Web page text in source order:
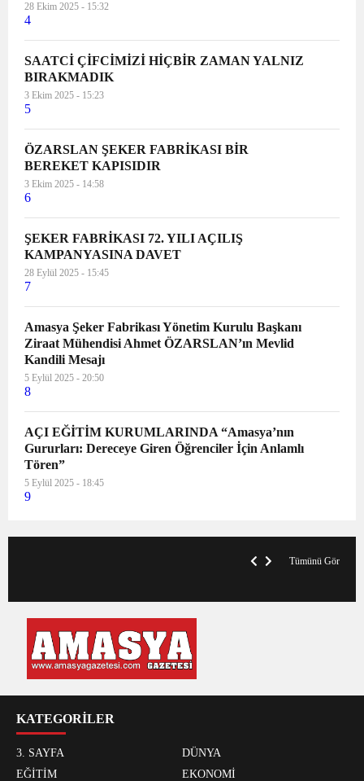
28 Ekim 2025 - 15:32
4
SAATCİ ÇİFCİMİZİ HİÇBİR ZAMAN YALNIZ
BIRAKMADIK
3 Ekim 2025 - 15:23
5
ÖZARSLAN ŞEKER FABRİKASI BİR
BEREKET KAPISIDIR
3 Ekim 2025 - 14:58
6
ŞEKER FABRİKASI 72. YILI AÇILIŞ
KAMPANYASINA DAVET
28 Eylül 2025 - 15:45
7
Amasya Şeker Fabrikası Yönetim Kurulu Başkanı
Ziraat Mühendisi Ahmet ÖZARSLAN’ın Mevlid
Kandili Mesajı
5 Eylül 2025 - 20:50
8
AÇI EĞİTİM KURUMLARINDA “Amasya’nın
Gururları: Dereceye Giren Öğrenciler İçin Anlamlı
Tören”
5 Eylül 2025 - 18:45
9
Tümünü Gör
KATEGORİLER
3. SAYFA
DÜNYA
EĞİTİM
EKONOMİ